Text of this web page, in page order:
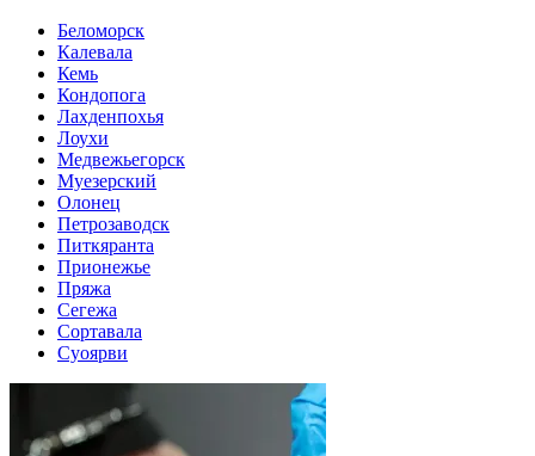
Беломорск
Калевала
Кемь
Кондопога
Лахденпохья
Лоухи
Медвежьегорск
Муезерский
Олонец
Петрозаводск
Питкяранта
Прионежье
Пряжа
Сегежа
Сортавала
Суоярви